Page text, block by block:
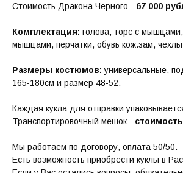
Стоимость Дракона Черного - 67 000
Комплектация: голова, торс с
мышцами, перчатки, обувь кож.зам,
Размеры костюмов: универсальные,
165-180см и размер 48-52.
Каждая кукла для отправки
Транспортировочный мешок -
Мы работаем по договору, оплата 50/50.
Есть возможность приобрести куклы в